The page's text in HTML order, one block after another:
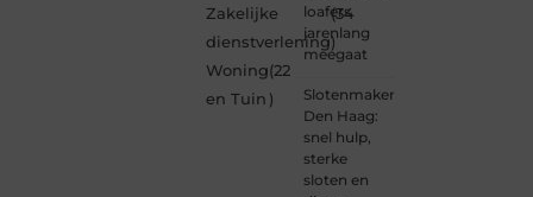
Zakelijke
dienstverlening
(34
)
Woning
en Tuin
(22
)
loafers
jarenlang
meegaat
Slotenmaker
Den Haag:
snel hulp,
sterke
sloten en